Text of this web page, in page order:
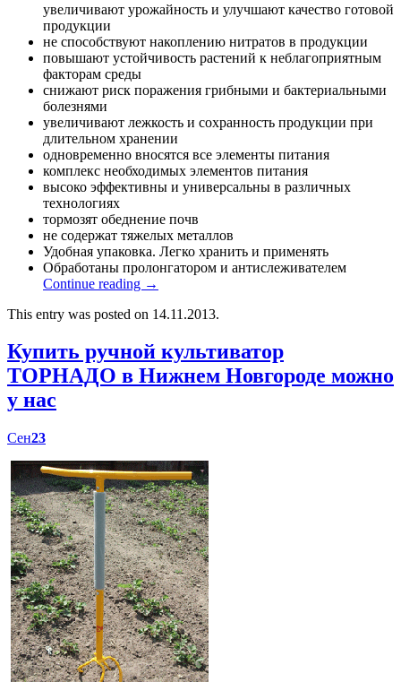
увеличивают урожайность и улучшают качество готовой
продукции
не способствуют накоплению нитратов в продукции
повышают устойчивость растений к неблагоприятным
факторам среды
снижают риск поражения грибными и бактериальными
болезнями
увеличивают лежкость и сохранность продукции при
длительном хранении
одновременно вносятся все элементы питания
комплекс необходимых элементов питания
высоко эффективны и универсальны в различных
технологиях
тормозят обеднение почв
не содержат тяжелых металлов
Удобная упаковка. Легко хранить и применять
Обработаны пролонгатором и антислеживателем
Continue reading →
This entry was posted on 14.11.2013.
Купить ручной культиватор
ТОРНАДО в Нижнем Новгороде можно
у нас
Сен23